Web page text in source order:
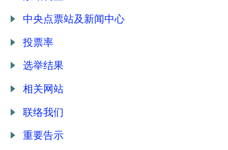
中央点票站及新闻中心
投票率
选举结果
相关网站
联络我们
重要告示